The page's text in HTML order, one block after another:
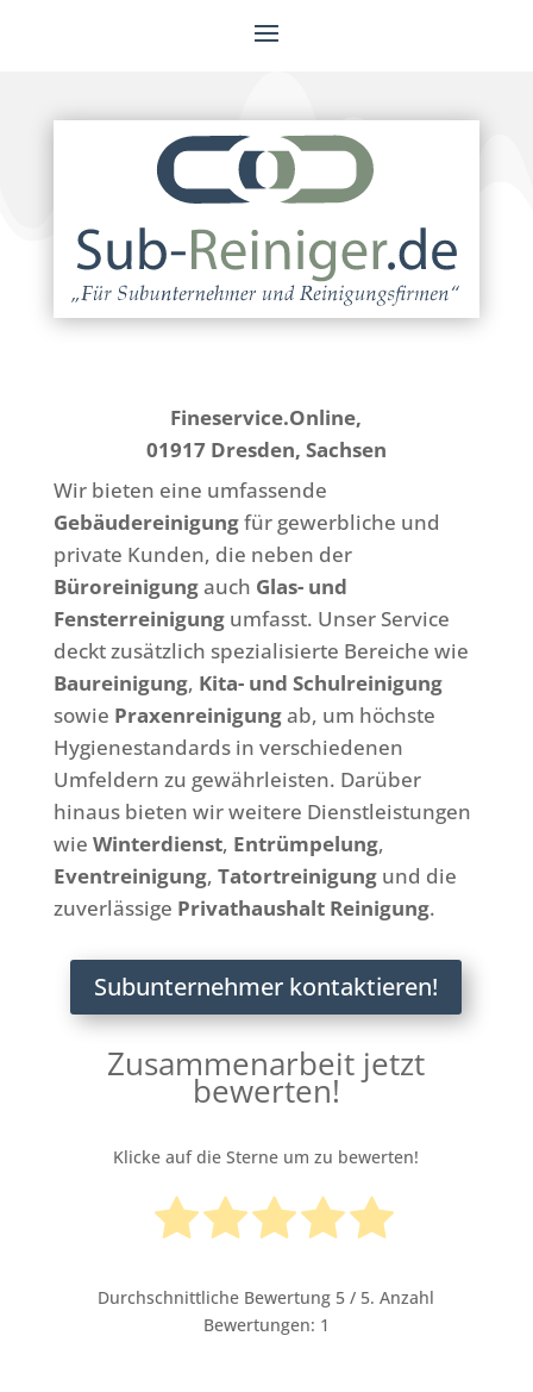
Fineservice.Online,
01917 Dresden, Sachsen
Wir bieten eine umfassende
Gebäudereinigungfür gewerbliche und
private Kunden, die neben der
Büroreinigungauch Glas- und
Fensterreinigungumfasst. Unser Service
deckt zusätzlich spezialisierte Bereiche wie
Baureinigung, Kita- und Schulreinigung
sowie Praxenreinigungab, um höchste
Hygienestandards in verschiedenen
Umfeldern zu gewährleisten. Darüber
hinaus bieten wir weitere Dienstleistungen
wie Winterdienst, Entrümpelung,
Eventreinigung, Tatortreinigungund die
zuverlässige Privathaushalt Reinigung.
Subunternehmer kontaktieren!
Zusammenarbeit jetzt
bewerten!
Klicke auf die Sterne um zu bewerten!
Durchschnittliche Bewertung 5 / 5. Anzahl
Bewertungen: 1